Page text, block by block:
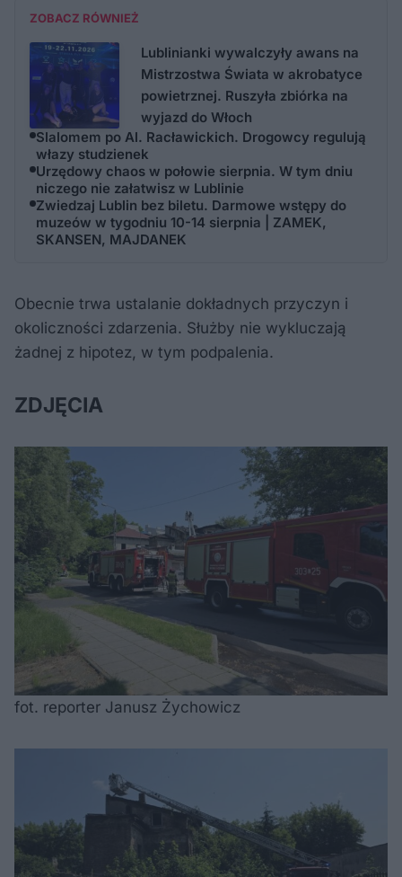
ZOBACZ RÓWNIEŻ
Lublinianki wywalczyły awans na
Mistrzostwa Świata w akrobatyce
powietrznej. Ruszyła zbiórka na
wyjazd do Włoch
Slalomem po Al. Racławickich. Drogowcy regulują
włazy studzienek
Urzędowy chaos w połowie sierpnia. W tym dniu
niczego nie załatwisz w Lublinie
Zwiedzaj Lublin bez biletu. Darmowe wstępy do
muzeów w tygodniu 10-14 sierpnia | ZAMEK,
SKANSEN, MAJDANEK
Obecnie trwa ustalanie dokładnych przyczyn i
okoliczności zdarzenia. Służby nie wykluczają
żadnej z hipotez, w tym podpalenia.
ZDJĘCIA
fot. reporter Janusz Żychowicz